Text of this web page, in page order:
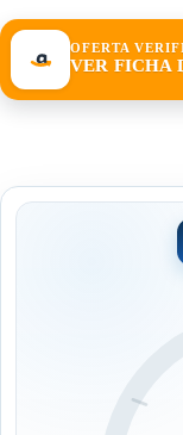
OFERTA
VER FICHA